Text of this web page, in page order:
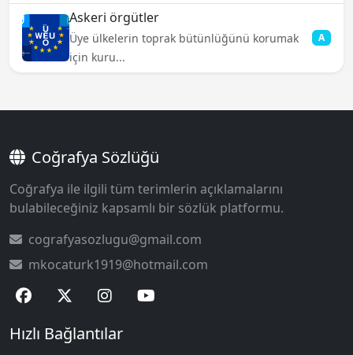
Askeri örgütler
Üye ülkelerin toprak bütünlüğünü korumak
için kuru...
A
Coğrafya Sözlüğü
Coğrafya ile ilgili tüm terimlerin açıklamalarını
bulabileceğiniz kapsamlı bir sözlük platformu.
cografyasozlugu@gmail.com
mkocaturk1919@hotmail.com
Hızlı Bağlantılar